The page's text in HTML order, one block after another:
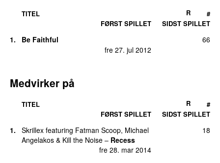
TITEL
FØRST SPILLET
SIDST SPILLET
R #
1.
Be Faithful
fre 27. jul 2012
66
Medvirker på
TITEL
FØRST SPILLET
SIDST SPILLET
R #
1. Skrillex featuring Fatman Scoop, Michael
Angelakos & Kill the Noise – Recess
fre 28. mar 2014
18